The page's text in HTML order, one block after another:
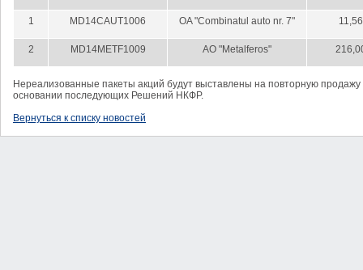
1 MD14CAUT1006 OA "Combinatul auto nr. 7" 11,56
2 MD14METF1009 AO "Metalferos"
Нереализованные пакеты акций будут выставлены на повторную
основании последующих Решений НКФР.
Вернуться к списку новостей